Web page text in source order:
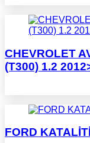
CHEVROLET
(T300) 1.2
FORD